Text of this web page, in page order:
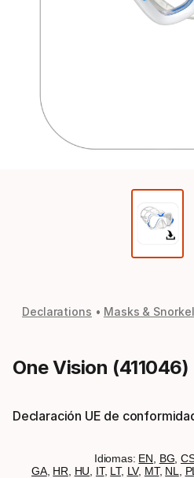
Declarations Masks &
One Vision
Declaración UE de
Idiomas: EN BG ,
GA, HR HU IT, LT, LV, MT, NL PL